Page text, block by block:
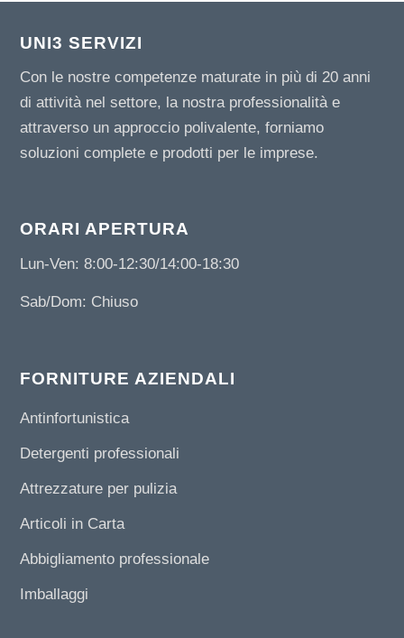
UNI3 SERVIZI
Con le nostre competenze maturate in più di 20 anni
di attività nel settore, la nostra professionalità e
attraverso un approccio polivalente, forniamo
soluzioni complete e prodotti per le imprese.
ORARI APERTURA
Lun-Ven: 8:00-12:30/14:00-18:30
Sab/Dom: Chiuso
FORNITURE AZIENDALI
Antinfortunistica
Detergenti professionali
Attrezzature per pulizia
Articoli in Carta
Abbigliamento professionale
Imballaggi